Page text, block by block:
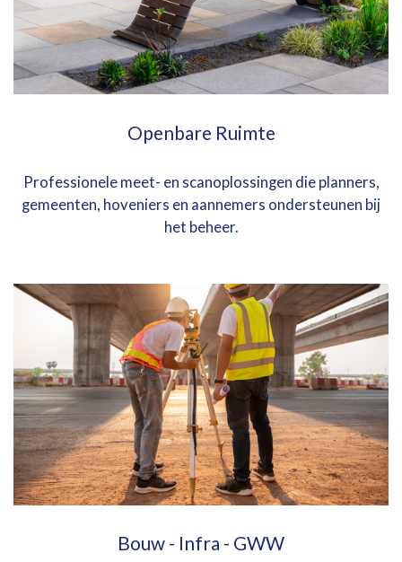
Openbare Ruimte
Professionele meet- en scanoplossingen die planners,
gemeenten, hoveniers en aannemers ondersteunen bij
het beheer.
Bouw - Infra - GWW